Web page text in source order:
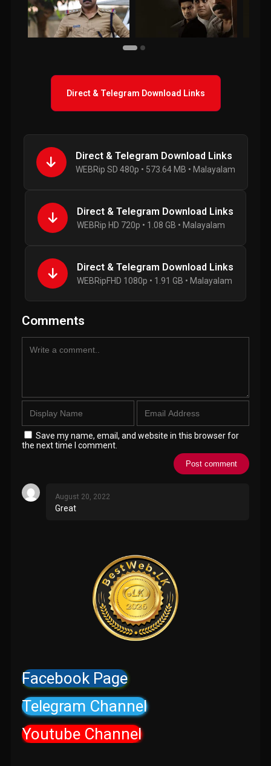
Direct & Telegram Download Links
Direct & Telegram Download Links
WEBRip SD 480p • 573.64 MB • Malayalam
Direct & Telegram Download Links
WEBRip HD 720p • 1.08 GB • Malayalam
Direct & Telegram Download Links
WEBRipFHD 1080p • 1.91 GB • Malayalam
Comments
Save my name, email, and website in this browser for
the next time I comment.
August 20, 2022
Great
Facebook Page
Telegram Channel
Youtube Channel